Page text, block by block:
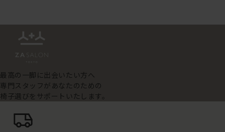
最高の一脚に出会いたい方へ
専門スタッフがあなたのための
椅子選びをサポートいたします。